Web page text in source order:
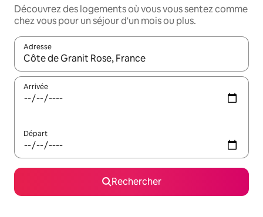
Découvrez des logements où vous vous sentez comme
chez vous pour un séjour d'un mois ou plus.
Adresse
Lorsque les résultats s'affichent, utilisez les flèches vers le
Arrivée
Départ
Rechercher